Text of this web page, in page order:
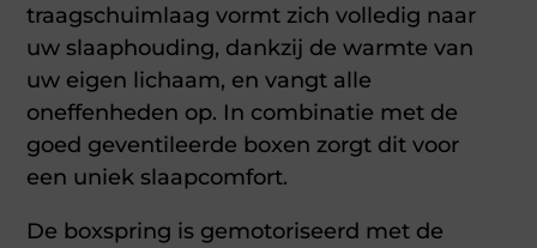
traagschuimlaag vormt zich volledig naar
uw slaaphouding, dankzij de warmte van
uw eigen lichaam, en vangt alle
oneffenheden op. In combinatie met de
goed geventileerde boxen zorgt dit voor
een uniek slaapcomfort.
De boxspring is gemotoriseerd met de